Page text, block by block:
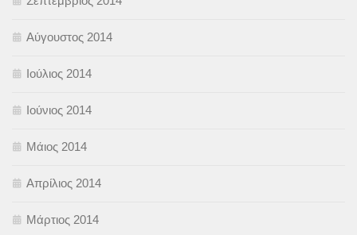
Αύγουστος 2014
Ιούλιος 2014
Ιούνιος 2014
Μάιος 2014
Απρίλιος 2014
Μάρτιος 2014